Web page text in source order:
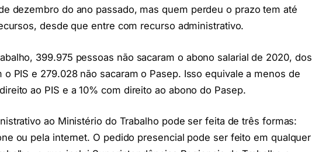
dezembro do ano passado, mas quem perdeu o prazo tem até
desde que entre com recurso administrativo.
399.975 pessoas não sacaram o abono salarial de 2020, dos
o PIS e 279.028 não sacaram o Pasep. Isso equivale a menos de
ao PIS e a 10% com direito ao abono do Pasep.
ao Ministério do Trabalho pode ser feita de três formas:
ou pela internet. O pedido presencial pode ser feito em qualquer